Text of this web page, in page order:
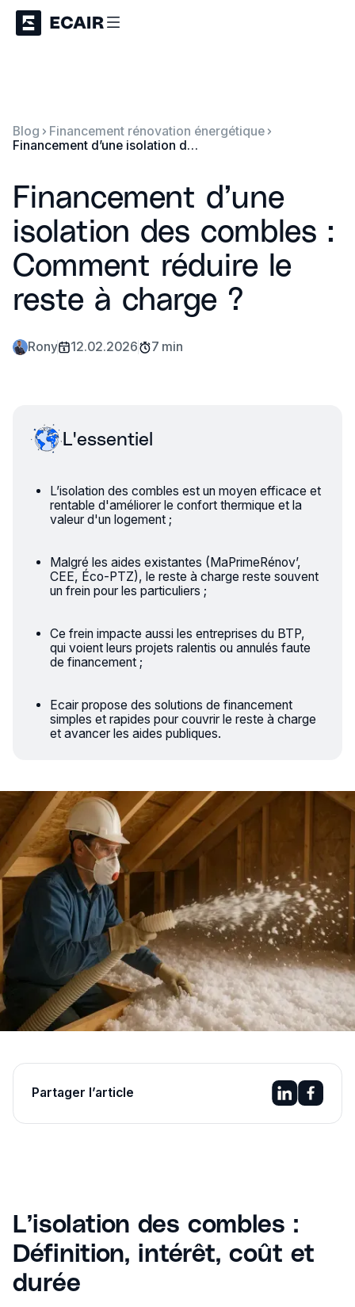
Blog
Financement rénovation énergétique
Financement d’une isolation des combles : Comment réduire le reste à charge ?
Financement d’une
isolation des combles :
Comment réduire le
reste à charge ?
Rony 12.02.2026 7 min
L'essentiel
L’isolation des combles est un moyen efficace et
rentable d'améliorer le confort thermique et la
valeur d'un logement ;
Malgré les aides existantes (MaPrimeRénov’,
CEE, Éco-PTZ), le reste à charge reste souvent
un frein pour les particuliers ;
Ce frein impacte aussi les entreprises du BTP,
qui voient leurs projets ralentis ou annulés faute
de financement ;
Ecair propose des solutions de financement
simples et rapides pour couvrir le reste à charge
et avancer les aides publiques.
Partager l’article
L’isolation des combles :
Définition, intérêt, coût et
durée